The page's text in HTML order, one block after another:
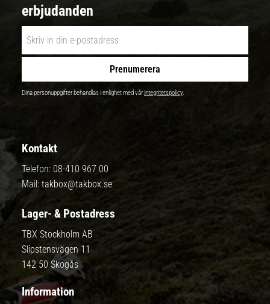
erbjudanden
Prenumerera
Dina personuppgifter behandlas i enlighet med vårintegritetspolicy.
Kontakt
Telefon: 08-410 967 00
Mail: takbox@takbox.se
Lager- & Postadress
TBX Stockholm AB
Slipstensvägen 11
142 50 Skogås
Information